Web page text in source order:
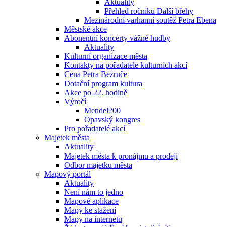
Aktuality
Přehled ročníků Další břehy
Mezinárodní varhanní soutěž Petra Ebena
Městské akce
Abonentní koncerty vážné hudby
Aktuality
Kulturní organizace města
Kontakty na pořadatele kulturních akcí
Cena Petra Bezruče
Dotační program kultura
Akce po 22. hodině
Výročí
Mendel200
Opavský kongres
Pro pořadatelé akcí
Majetek města
Aktuality
Majetek města k pronájmu a prodeji
Odbor majetku města
Mapový portál
Aktuality
Není nám to jedno
Mapové aplikace
Mapy ke stažení
Mapy na internetu